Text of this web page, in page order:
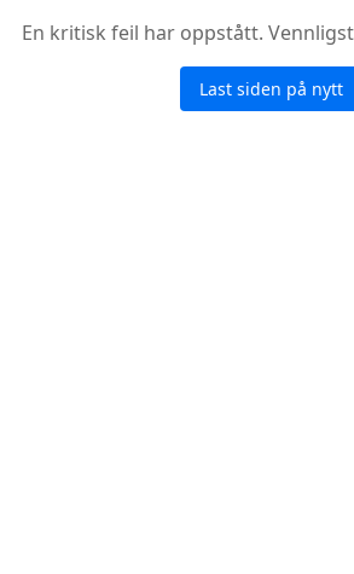
En kritisk feil har oppstått.
Last siden på nytt